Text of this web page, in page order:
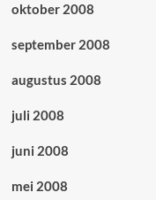
oktober 2008
september 2008
augustus 2008
juli 2008
juni 2008
mei 2008